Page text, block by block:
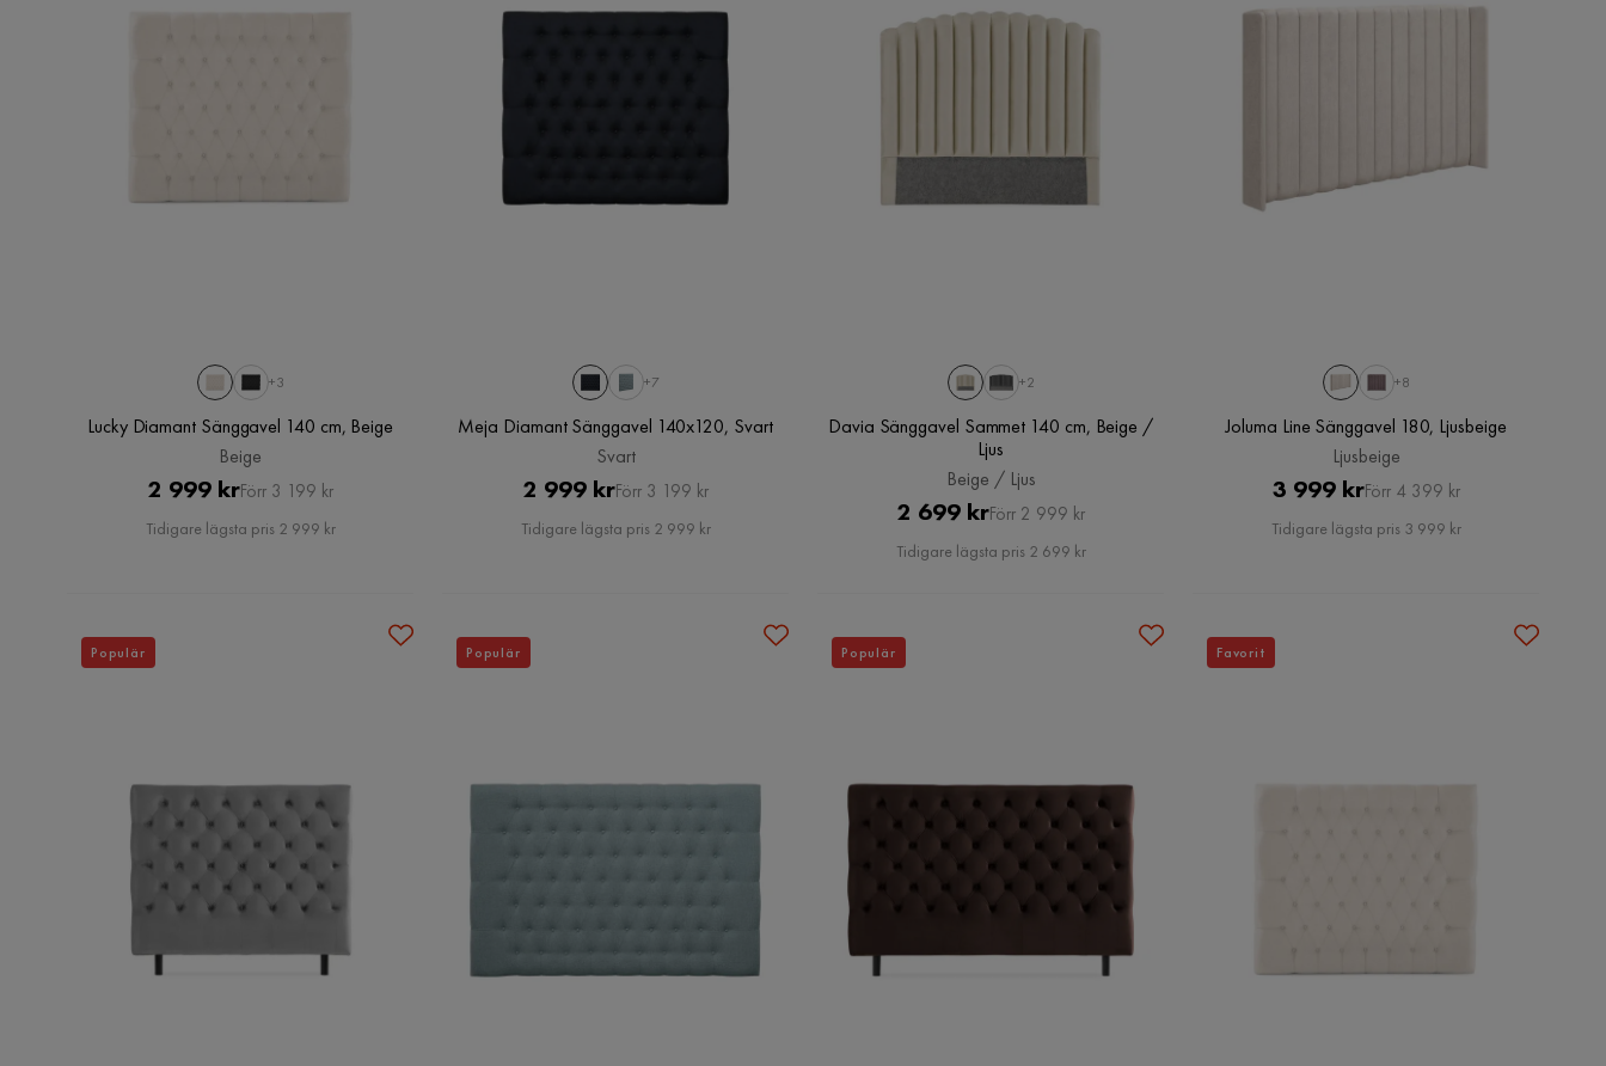
+3
Lucky Diamant Sänggavel 140 cm, Beige
Beige
Pris
2 999 krOriginal
Pris
Förr 3 199 kr
Tidigare lägsta pris 2 999 kr
+7
Meja Diamant Sänggavel 140x120, Svart
Svart
Pris
2 999 krOriginal
Pris
Förr 3 199 kr
Tidigare lägsta pris 2 999 kr
+2
Davia Sänggavel Sammet 140 cm, Beige /
Ljus
Beige / Ljus
Pris
2 699 krOriginal
Pris
Förr 2 999 kr
Tidigare lägsta pris 2 699 kr
+8
Joluma Line Sänggavel 180, Ljusbeige
Ljusbeige
Pris
3 999 krOriginal
Pris
Förr 4 399 kr
Tidigare lägsta pris 3 999 kr
Populär Populär Populär Favorit